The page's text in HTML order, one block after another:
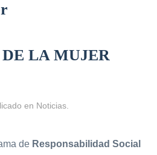
DE LA MUJER
en Noticias
de Responsabilidad Social